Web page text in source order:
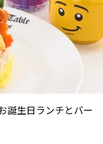
誕生日ランチとバー